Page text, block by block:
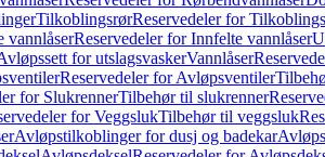
TilkoblingsrørReservedeler for
vannlåserReservedeler for Innfelte vannlåser
for utslagsvaskerVannlåser
Reservedeler for Avløpsventiler
for SlukrennerTilbehør til slukrenner
for VeggslukTilbehør til veggsluk
Avløpstilkoblinger for dusj og badekar